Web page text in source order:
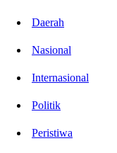
Daerah
Nasional
Internasional
Politik
Peristiwa